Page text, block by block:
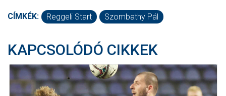
CÍMKÉK: Reggeli Start Szombathy Pál
KAPCSOLÓDÓ CIKKEK